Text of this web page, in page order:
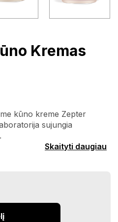
Kremas
kūno kreme Zepter
sujungia
Skaityti daugiau